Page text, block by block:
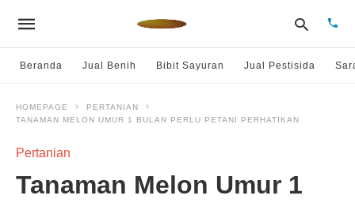
Beranda Jual Benih Bibit Sayuran Jual Pestisida
HOMEPAGE
PERTANIAN
TANAMAN MELON UMUR 1 BULAN PERLU PETANI PERHATIKAN
Pertanian
Tanaman Melon Umur 1